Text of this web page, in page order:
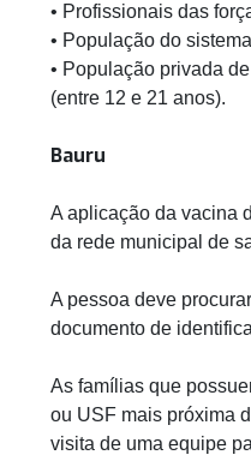
• Profissionais das
• População do
• População privada
(entre 12 e 21 anos).
Bauru
A aplicação da vacina
da rede municipal de
A pessoa deve
documento de
As famílias que
ou USF mais próxima
visita de uma equipe